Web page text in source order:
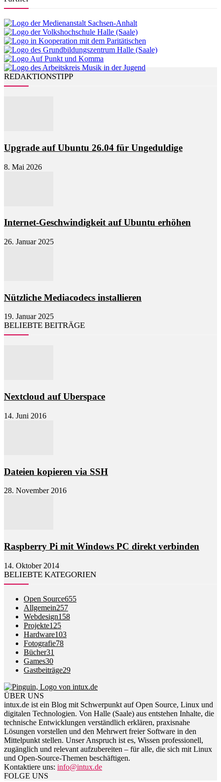
REDAKTIONSTIPP
Upgrade auf Ubuntu 26.04 für Ungeduldige
8. Mai 2026
Internet-Geschwindigkeit auf Ubuntu erhöhen
26. Januar 2025
Nützliche Mediacodecs installieren
19. Januar 2025
BELIEBTE BEITRÄGE
Nextcloud auf Uberspace
14. Juni 2016
Dateien kopieren via SSH
28. November 2016
Raspberry Pi mit Windows PC direkt verbinden
14. Oktober 2014
BELIEBTE KATEGORIEN
Open Source655
Allgemein257
Webdesign158
Projekte125
Hardware103
Fotografie78
Bücher31
Games30
Gastbeiträge29
ÜBER UNS
intux.de ist ein Blog mit Schwerpunkt auf Open Source, Linux und
digitalen Technologien. Von Halle (Saale) aus entstehen Inhalte, die
technische Entwicklungen verständlich erklären, praxisnahe
Lösungen vorstellen und den Mehrwert freier Software in den
Mittelpunkt stellen. Unser Anspruch ist es, Wissen professionell,
zugänglich und relevant aufzubereiten – für alle, die sich mit Linux
und Open-Source-Themen beschäftigen.
Kontaktiere uns: info@intux.de
FOLGE UNS